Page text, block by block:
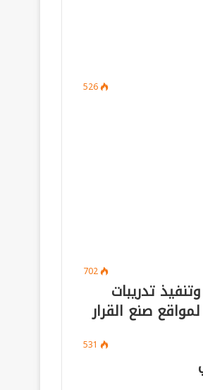
526
702
تدريبات
صنع القرار
531